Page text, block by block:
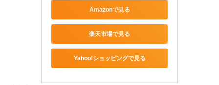
Amazonで見る
楽天市場で見る
Yahoo!ショッピングで見る